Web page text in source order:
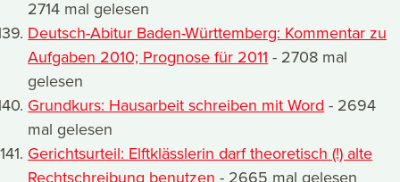
2714 mal gelesen
Deutsch-Abitur Baden-Württemberg: Kommentar zu
Aufgaben 2010; Prognose für 2011 - 2708 mal
gelesen
Grundkurs: Hausarbeit schreiben mit Word - 2694
mal gelesen
Gerichtsurteil: Elftklässlerin darf theoretisch (!) alte
Rechtschreibung benutzen - 2665 mal gelesen